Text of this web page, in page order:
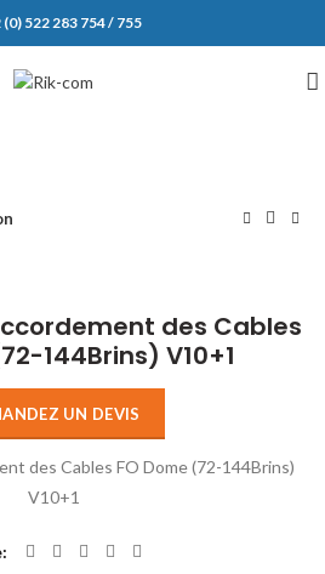
(0) 522 283 754 / 755
des Cables
144Brins) V10+1
UN DEVIS
des Cables FO Dome (72-144Brins)
V10+1